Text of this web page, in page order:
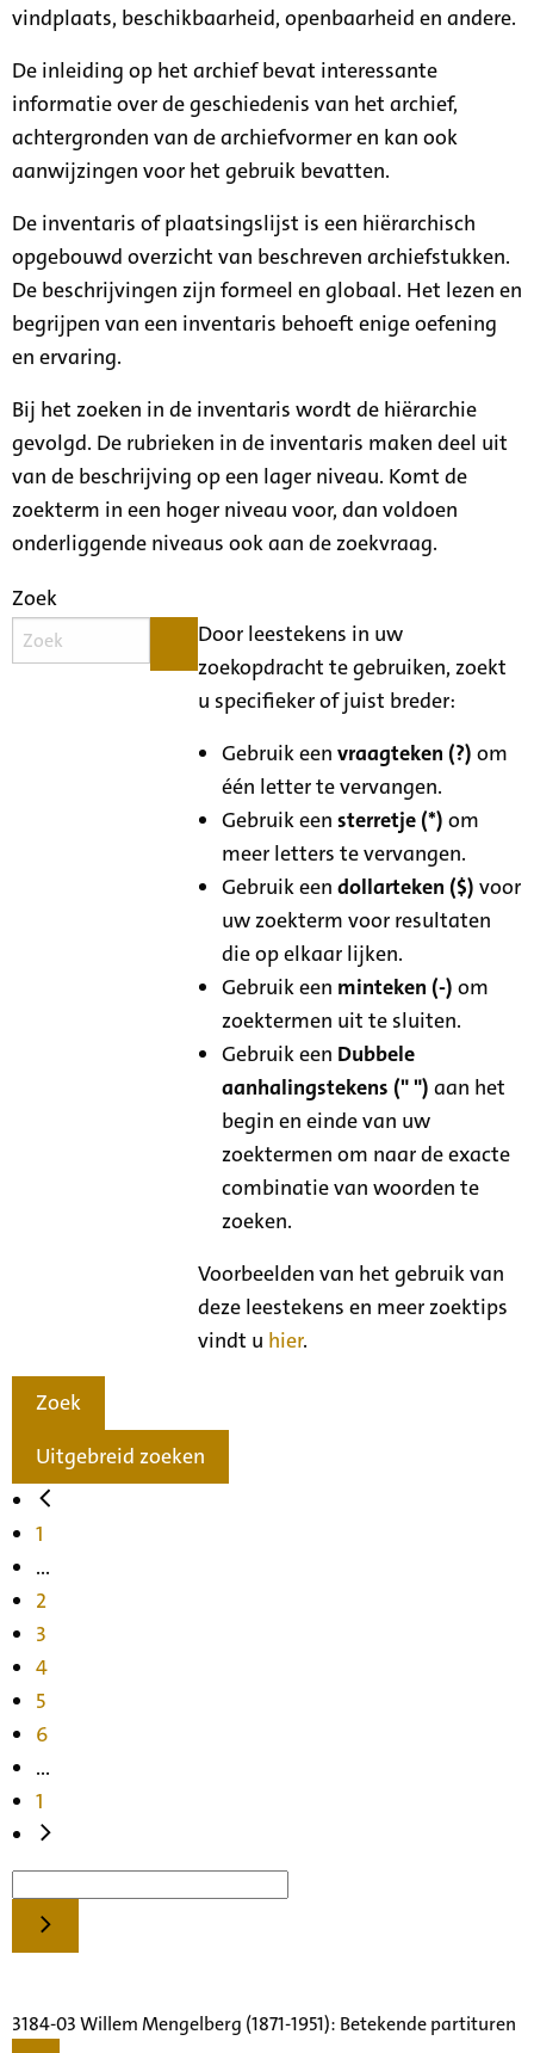
vindplaats, beschikbaarheid, openbaarheid en andere.
De inleiding op het archief bevat interessante
informatie over de geschiedenis van het archief,
achtergronden van de archiefvormer en kan ook
aanwijzingen voor het gebruik bevatten.
De inventaris of plaatsingslijst is een hiërarchisch
opgebouwd overzicht van beschreven archiefstukken.
De beschrijvingen zijn formeel en globaal. Het lezen en
begrijpen van een inventaris behoeft enige oefening
en ervaring.
Bij het zoeken in de inventaris wordt de hiërarchie
gevolgd. De rubrieken in de inventaris maken deel uit
van de beschrijving op een lager niveau. Komt de
zoekterm in een hoger niveau voor, dan voldoen
onderliggende niveaus ook aan de zoekvraag.
Zoek
Door leestekens in uw
zoekopdracht te gebruiken, zoekt
u specifieker of juist breder:
Gebruik eenvraagteken (?) om
één letter te vervangen.
Gebruik eensterretje (*) om
meer letters te vervangen.
Gebruik eendollarteken ($) voor
uw zoekterm voor resultaten
die op elkaar lijken.
Gebruik een minteken (-) om
zoektermen uit te sluiten.
Gebruik een Dubbele
aanhalingstekens (" ") aan het
begin en einde van uw
zoektermen om naar de exacte
combinatie van woorden te
zoeken.
Voorbeelden van het gebruik van
deze leestekens en meer zoektips
vindt u hier.
Zoek
Uitgebreid zoeken
1
...
2
3
4
5
6
...
1
3184-03 Willem Mengelberg (1871-1951): Betekende partituren